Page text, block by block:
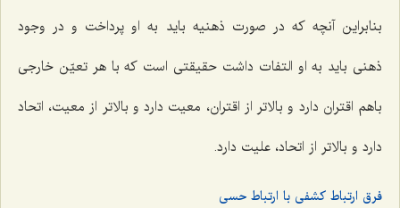
بنابراین آنچه که در صورت ذهنیه باید به او پرداخت و در وجود
ذهنى باید به او التفات داشت حقیقتى است که با هر تعیّن خارجى
باهم اقتران دارد و بالاتر از اقتران، معیت دارد و بالاتر از معیت، اتحاد
دارد و بالاتر از اتحاد، علیت دارد.
فرق ارتباط کشفی با ارتباط حسی